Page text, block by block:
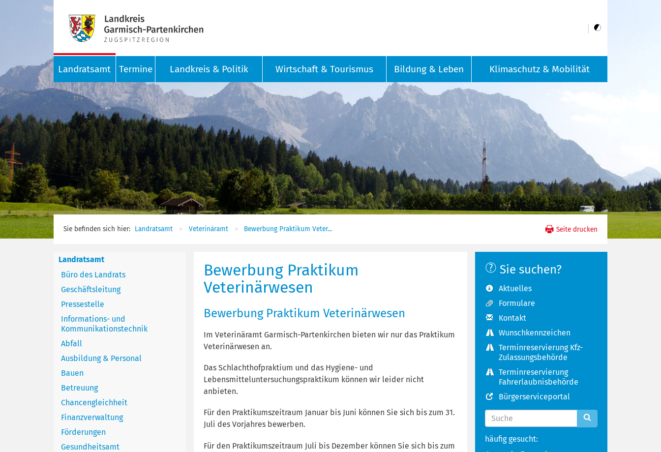
Landratsamt Termine Landkreis & Politik Wirtschaft & Tourismus Bildung & Leben Klimaschutz & Mobilität
Sie befinden sich hier: Landratsamt Veterinäramt Bewerbung Praktikum Veter... Seite drucken
Landratsamt
Büro des Landrats
Geschäftsleitung
Pressestelle
Informations- und
Kommunikationstechnik
Abfall
Ausbildung & Personal
Bauen
Betreuung
Chancengleichheit
Finanzverwaltung
Förderungen
Gesundheitsamt
Bewerbung Praktikum
Veterinärwesen
Bewerbung Praktikum Veterinärwesen
Im Veterinäramt Garmisch-Partenkirchen bieten wir nur das Praktikum
Veterinärwesen an.
Das Schlachthofpraktium und das Hygiene- und
Lebensmitteluntersuchungspraktikum können wir leider nicht
anbieten.
Für den Praktikumszeitraum Januar bis Juni können Sie sich bis zum 31.
Juli des Vorjahres bewerben.
Für den Praktikumszeitraum Juli bis Dezember können Sie sich bis zum
Sie suchen?
Aktuelles
Formulare
Kontakt
Wunschkennzeichen
Terminreservierung Kfz-
Zulassungsbehörde
Terminreservierung
Fahrerlaubnisbehörde
Bürgerserviceportal
häufig gesucht: